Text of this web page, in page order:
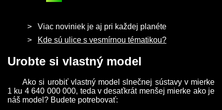
Viac noviniek je aj pri každej planéte
Kde sú ulice s vesmírnou tématikou?
Urobte si vlastný model
Ako si urobiť vlastný model slnečnej sústavy v mierke
1 ku 4 640 000 000, teda v desaťkrát menšej mierke ako je
náš model? Budete potrebovať: